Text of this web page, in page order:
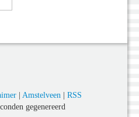
| Amstelveen
RSS
gegenereerd